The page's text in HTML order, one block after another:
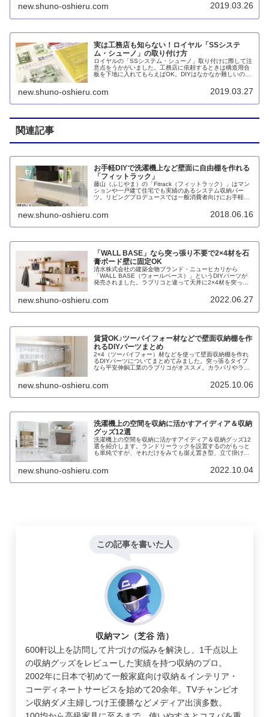
new.shuno-oshieru.com 2019.03.26
実は工務店も知らない！ロイヤル「SSシステ
ム・シューノ」の取り付け方
ロイヤルの「SSシステム・シューノ」取り付けに際して注
意点をうかがいました。工務店に依頼するときは構造用合
板を下地に入れてもらえばOK。DIYはなかなか難しいので
new.shuno-oshieru.com 2019.03.27
関連記事
お手軽DIYで洗濯機上など壁面に自由棚を作れる
「フィットラック」
藤山（ふじやま）の「Fitrack（フィットラック）」はマン
ションや一戸建て住宅でも実績のあるシステム収納パー
ツ。リビングプロデュースでは一般消費者向けにお手軽
new.shuno-oshieru.com 2018.06.16
「WALL BASE」なら突っ張り不要で2×4材を石
膏ボード壁に固定OK
清水株式会社の建築金物ブランド・ニューヒカリから
「WALL BASE（ウォールベース）」というDIYパーツが
発売されました。ラブリコと違って天井に2×4材を突っ張
new.shuno-oshieru.com 2022.06.27
賃貸OK♪ツーバイフォー材などで壁面収納棚を作
れるDIYパーツまとめ
2×4（ツーバイフォー）材などを使って壁面収納棚を作れ
るDIYパーツについてまとめてみました。突っ張るタイプ
なら平安伸銅工業のラブリコがオススメ。カラバリやライ
もイチオシはアイワ金属のスタンドバーとニューヒカリの
ウォールベース。石膏ボードに直接固定するので倒れてく
new.shuno-oshieru.com 2025.10.06
洗濯機上の空間を収納に活かすアイディア＆収納
グッズ12選
洗濯機上の空間を収納に活かすアイディア＆収納グッズ12
選を紹介します。ランドリーラックを設置するのがもっと
も単純ですが、それだけをみても据え置き型、立て掛け
り、2×4材を用いて棚板を設置するというのも方法です。
new.shuno-oshieru.com 2022.10.04
この記事を書いた人
収納マン（芝谷 浩）
600軒以上を訪問して片づけの悩みを解決し、1千点以上
の収納グッズをレビューした実績を持つ収納のプロ。
2002年に日本で初めて一般家庭向け収納＆インテリア・
コーディネートサービスを始めて20余年。TVチャンピオ
ン収納ダメ主婦しつけ王優勝などメディア出演多数。